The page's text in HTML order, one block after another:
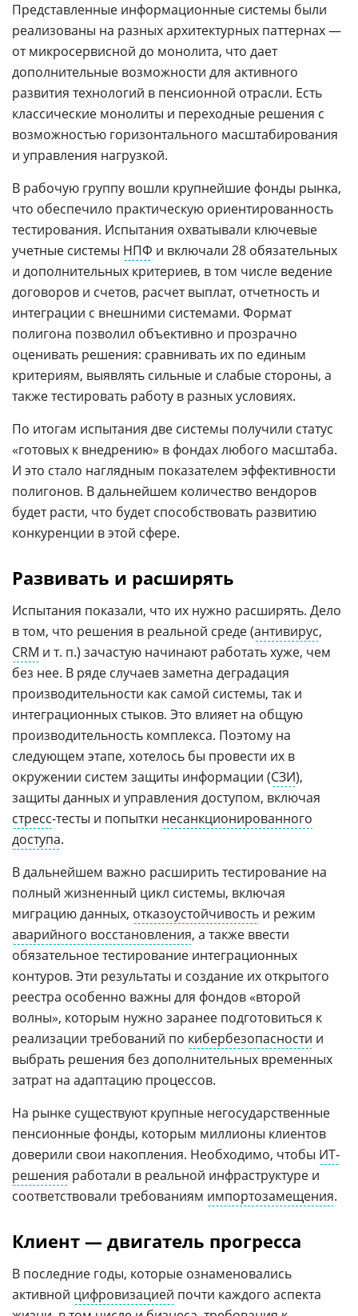
Представленные информационные системы были
реализованы на разных архитектурных паттернах —
от микросервисной до монолита, что дает
дополнительные возможности для активного
развития технологий в пенсионной отрасли. Есть
классические монолиты и переходные решения с
возможностью горизонтального масштабирования
и управления нагрузкой.
В рабочую группу вошли крупнейшие фонды рынка,
что обеспечило практическую ориентированность
тестирования. Испытания охватывали ключевые
учетные системы НПФ и включали 28 обязательных
и дополнительных критериев, в том числе ведение
договоров и счетов, расчет выплат, отчетность и
интеграции с внешними системами. Формат
полигона позволил объективно и прозрачно
оценивать решения: сравнивать их по единым
критериям, выявлять сильные и слабые стороны, а
также тестировать работу в разных условиях.
По итогам испытания две системы получили статус
«готовых к внедрению» в фондах любого масштаба.
И это стало наглядным показателем эффективности
полигонов. В дальнейшем количество вендоров
будет расти, что будет способствовать развитию
конкуренции в этой сфере.
Развивать и расширять
Испытания показали, что их нужно расширять. Дело
в том, что решения в реальной среде (антивирус,
CRM и т. п.) зачастую начинают работать хуже, чем
без нее. В ряде случаев заметна деградация
производительности как самой системы, так и
интеграционных стыков. Это влияет на общую
производительность комплекса. Поэтому на
следующем этапе, хотелось бы провести их в
окружении систем защиты информации (СЗИ),
защиты данных и управления доступом, включая
стресс-тесты и попытки несанкционированного
доступа.
В дальнейшем важно расширить тестирование на
полный жизненный цикл системы, включая
миграцию данных, отказоустойчивость и режим
аварийного восстановления, а также ввести
обязательное тестирование интеграционных
контуров. Эти результаты и создание их открытого
реестра особенно важны для фондов «второй
волны», которым нужно заранее подготовиться к
реализации требований по кибербезопасности и
выбрать решения без дополнительных временных
затрат на адаптацию процессов.
На рынке существуют крупные негосударственные
пенсионные фонды, которым миллионы клиентов
доверили свои накопления. Необходимо, чтобы ИТ-
решения работали в реальной инфраструктуре и
соответствовали требованиям импортозамещения.
Клиент — двигатель прогресса
В последние годы, которые ознаменовались
активной цифровизацией почти каждого аспекта